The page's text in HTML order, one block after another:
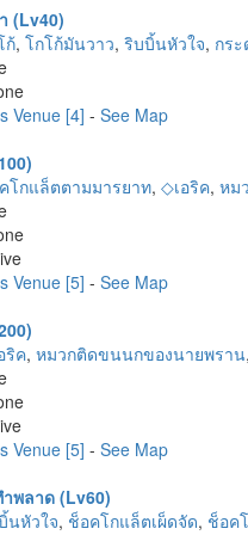
(Lv40)
ก้, โกโก้มันวาว, ริบบิ้นหัวใจ, กร
Venue [4] - See Map
โกแล็ตตามมารยาท, ◇เอริค, หม
Venue [5] - See Map
ริค, หมวกติดขนนกของนายพราน,
Venue [5] - See Map
พลาด (Lv60)
นหัวใจ, ช็อคโกแล็ตเผ็ดจัด, ช็อค